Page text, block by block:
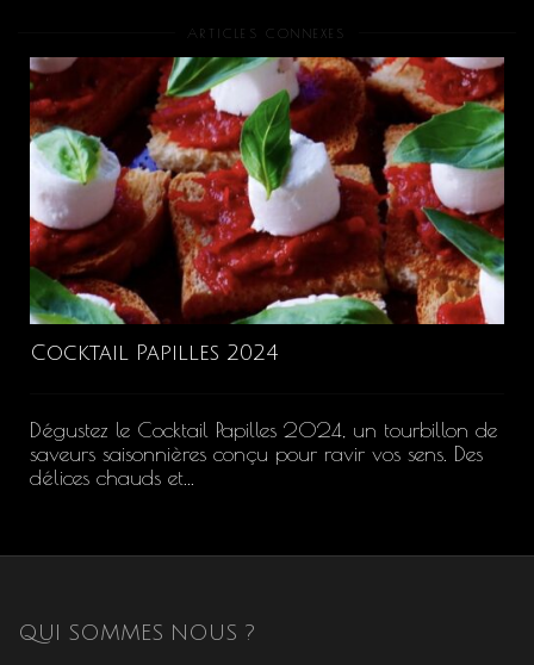
ARTICLES CONNEXES
Cocktail Papilles 2024
Dégustez le Cocktail Papilles 2024, un tourbillon de
saveurs saisonnières conçu pour ravir vos sens. Des
délices chauds et...
QUI SOMMES NOUS ?